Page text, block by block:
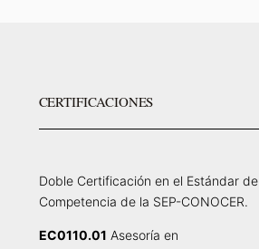
CERTIFICACIONES
Doble Certificación en el Estándar de
Competencia de la SEP-CONOCER.
EC0110.01 Asesoría en